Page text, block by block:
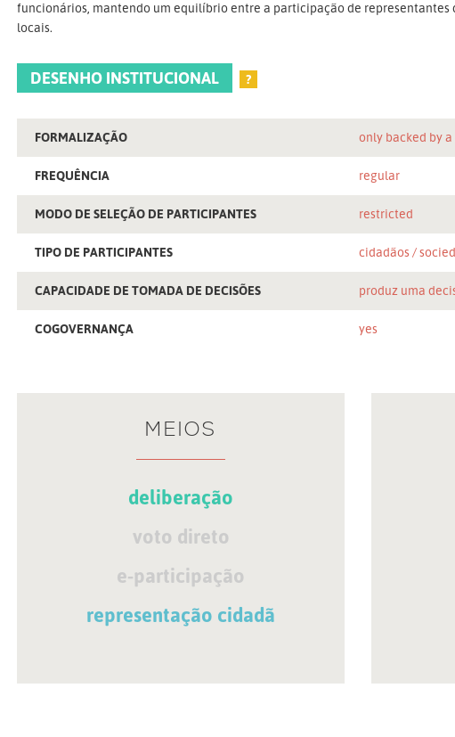
funcionários, mantendo um equilíbrio entre a participação de representantes
locais.
DESENHO INSTITUCIONAL ?
FORMALIZAÇÃO only backed by
FREQUÊNCIA regular
MODO DE SELEÇÃO DE PARTICIPANTES restricted
TIPO DE PARTICIPANTES cidadãos
CAPACIDADE DE TOMADA DE DECISÕES produz uma
COGOVERNANÇA yes
MEIOS
deliberação
voto direto
e-participação
representação cidadã